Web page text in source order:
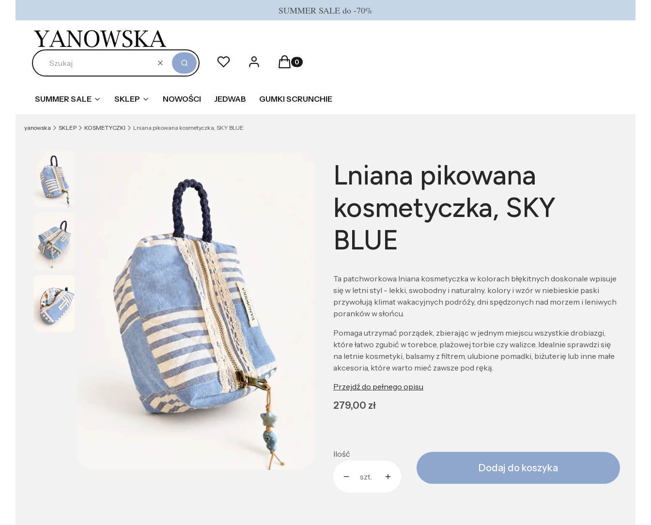
SUMMER SALE do -70%
WyczyśćSzukaj
Ulubione Zaloguj sięProdukty w koszyku: 0. Zobacz szczegóły
Koszyk
SUMMER SALE SKLEP NOWOŚCI JEDWAB GUMKI SCRUNCHIE
yanowska SKLEP KOSMETYCZKI Lniana pikowana kosmetyczka, SKY BLUE
Lniana pikowana
kosmetyczka, SKY
BLUE
Ta patchworkowa lniana kosmetyczka w kolorach błękitnych doskonale wpisuje
się w letni styl - lekki, swobodny i naturalny. kolory i wzór w niebieskie paski
przywołują klimat wakacyjnych podróży, dni spędzonych nad morzem i leniwych
poranków w słońcu.
Pomaga utrzymać porządek, zbierając w jednym miejscu wszystkie drobiazgi,
które łatwo zgubić w torebce, plażowej torbie czy walizce. Idealnie sprawdzi się
na letnie kosmetyki, balsamy z filtrem, ulubione pomadki, biżuterię lub inne małe
akcesoria, które warto mieć zawsze pod ręką.
Przejdź do pełnego opisu
Cena
279,00 zł
Ilość
szt.
Dodaj do koszyka